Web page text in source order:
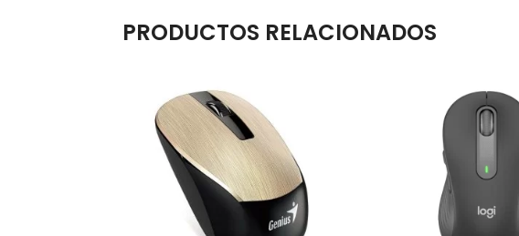
PRODUCTOS RELACIONADOS